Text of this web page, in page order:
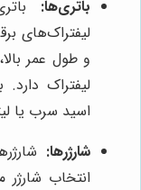
باتری‌ها:
لیفتراک‌های
و طول عمر
لیفتراک
اسید سرب یا
شارژرها:
انتخاب